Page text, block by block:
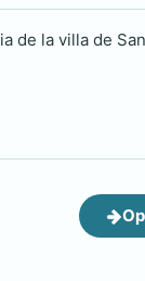
de la villa de